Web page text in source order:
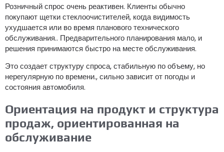
Розничный спрос очень реактивен. Клиенты обычно
покупают щетки стеклоочистителей, когда видимость
ухудшается или во время планового технического
обслуживания.. Предварительного планирования мало, и
решения принимаются быстро на месте обслуживания.
Это создает структуру спроса, стабильную по объему, но
нерегулярную по времени., сильно зависит от погоды и
состояния автомобиля.
Ориентация на продукт и структура
продаж, ориентированная на
обслуживание